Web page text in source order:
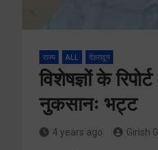
राज्य ALL देहरादून
विशेषज्ञों के
नुकसानः भट्ट
4 years ago Girish